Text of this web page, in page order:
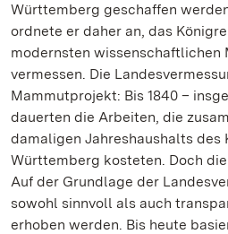
Württemberg geschaffen
ordnete er daher an, das
modernsten wissenschaftlichen
vermessen. Die
Mammutprojekt: Bis 1840 –
dauerten die Arbeiten, die
damaligen Jahreshaushalts des
Württemberg kosteten. Doch
Auf der Grundlage der
sowohl sinnvoll als auch
erhoben werden. Bis heute